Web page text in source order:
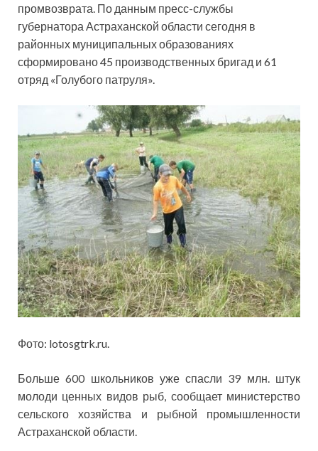
промвозврата. По данным пресс-службы
губернатора Астраханской области сегодня в
районных муниципальных образованиях
сформировано 45 производственных бригад и 61
отряд «Голубого патруля».
Фото: lotosgtrk.ru.
Больше 600 школьников уже спасли 39 млн. штук
молоди ценных видов рыб, сообщает министерство
сельского хозяйства и рыбной промышленности
Астраханской области.